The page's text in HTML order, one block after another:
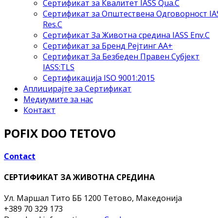
Сертификат за Квалитет IASS Qua.C
Сертификат за Општествена Одговорност
Res.C
Сертификат За Животна средина IASS Env.C
Сертификат за Бренд Рејтинг АА+
Сертификат За Безбеден Правен Субјект
IASS:TLS
Сертификација ISO 9001:2015
Аплицирајте за Сертификат
Медиумите за нас
Контакт
POFIX DOO TETOVO
Contact
СЕРТИФИКАТ ЗА ЖИВОТНА СРЕДИНА
Ул. Маршал Тито ББ 1200 Тетово, Македонија
+389 70 329 173